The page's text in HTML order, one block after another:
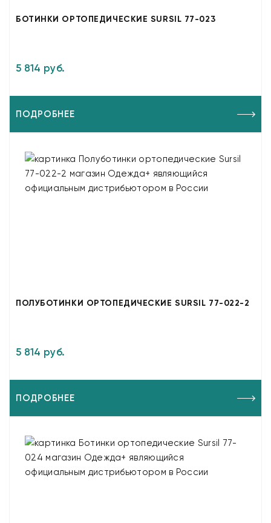
БОТИНКИ ОРТОПЕДИЧЕСКИЕ SURSIL 77-023
5 814 руб.
ПОДРОБНЕЕ
ПОЛУБОТИНКИ ОРТОПЕДИЧЕСКИЕ SURSIL 77-022-2
5 814 руб.
ПОДРОБНЕЕ